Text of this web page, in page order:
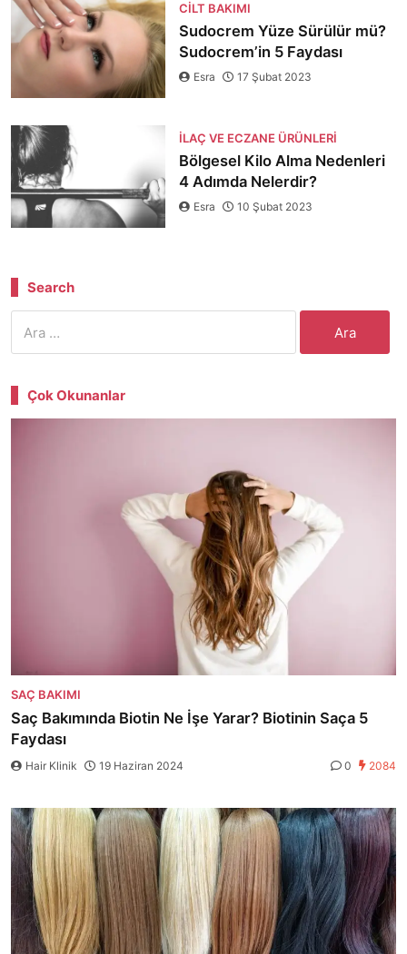
CILT BAKIMI
Sudocrem Yüze Sürülür mü?
Sudocrem’in 5 Faydası
Esra 17 Şubat 2023
İLAÇ VE ECZANE ÜRÜNLERI
Bölgesel Kilo Alma Nedenleri
4 Adımda Nelerdir?
Esra 10 Şubat 2023
Search
Çok Okunanlar
SAÇ BAKIMI
Saç Bakımında Biotin Ne İşe Yarar? Biotinin Saça 5
Faydası
Hair Klinik 19 Haziran 2024 0 2084